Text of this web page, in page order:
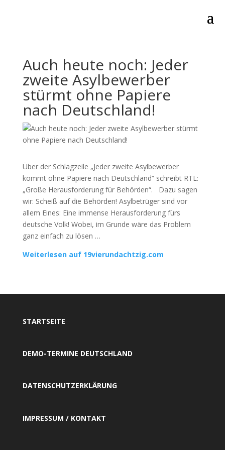
Auch heute noch: Jeder
zweite Asylbewerber
stürmt ohne Papiere
nach Deutschland!
Über der Schlagzeile „Jeder zweite Asylbewerber
kommt ohne Papiere nach Deutschland“ schreibt RTL:
„Große Herausforderung für Behörden“. Dazu sagen
wir: Scheiß auf die Behörden! Asylbetrüger sind vor
allem Eines: Eine immense Herausforderung fürs
deutsche Volk! Wobei, im Grunde wäre das Problem
ganz einfach zu lösen …
Weiterlesen auf 19vierundachtzig.com
STARTSEITE
DEMO-TERMINE DEUTSCHLAND
DATENSCHUTZERKLÄRUNG
IMPRESSUM / KONTAKT